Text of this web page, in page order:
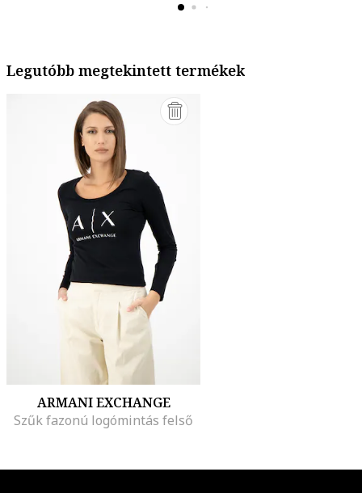
Legutóbb megtekintett termékek
ARMANI EXCHANGE
Szűk fazonú logómintás felső